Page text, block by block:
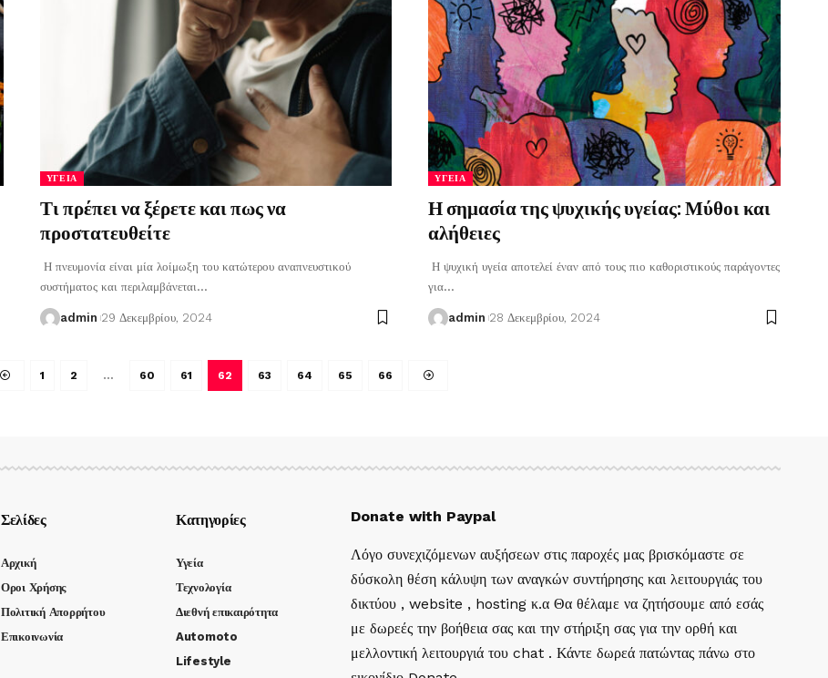
ΥΓΕΊΑ
Τι πρέπει να ξέρετε και πως να
προστατευθείτε
Η πνευμονία είναι μία λοίμωξη του κατώτερου αναπνευστικού
συστήματος και περιλαμβάνεται…
admin 29 Δεκεμβρίου, 2024
ΥΓΕΊΑ
Η σημασία της ψυχικής υγείας: Μύθοι και
αλήθειες
Η ψυχική υγεία αποτελεί έναν από τους πιο καθοριστικούς παράγοντες
για…
admin 28 Δεκεμβρίου, 2024
1 2 … 60 61 62 63 64 65 66
Σελίδες
Αρχική
Οροι Χρήσης
Πολιτική Απορρήτου
Επικοινωνία
Κατηγορίες
Υγεία
Τεχνολογία
Διεθνή επικαιρότητα
Automoto
Lifestyle
Donate with Paypal
Λόγο συνεχιζόμενων αυξήσεων στις παροχές μας βρισκόμαστε σε
δύσκολη θέση κάλυψη των αναγκών συντήρησης και λειτουργιάς του
δικτύου , website , hosting κ.α Θα θέλαμε να ζητήσουμε από εσάς
με δωρεές την βοήθεια σας και την στήριξη σας για την ορθή και
μελλοντική λειτουργιά του chat . Κάντε δωρεά πατώντας πάνω στο